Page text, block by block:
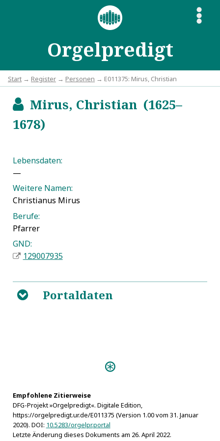
Orgelpredigt
S
Start → Register → Personen → E011375: Mirus, Christian
bMirus, Christian (1625–
1678)
Lebensdaten:
—
Weitere Namen:
Christianus Mirus
Berufe:
Pfarrer
GND:
129007935
B Portaldaten
Längst=gewüntzschte
Empfohlene Zitierweise
DFG-Projekt »Orgelpredigt«. Digitale Edition,
https://orgelpredigt.ur.de/E011375 (Version 1.00 vom 31. Januar
2020). DOI: 10.5283/orgelpr.portal
Letzte Änderung dieses Dokuments am 26. April 2022.